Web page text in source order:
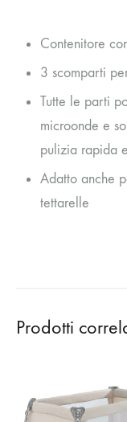
Contenitore
3 scomparti
Tutte le parti
microonde e
pulizia rapida
Adatto anche
tettarelle
Prodotti